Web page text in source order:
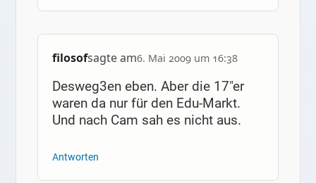
filosofsagte am6. Mai 2009 um 16:38
Desweg3en eben. Aber die 17″er
waren da nur für den Edu-Markt.
Und nach Cam sah es nicht aus.
Antworten